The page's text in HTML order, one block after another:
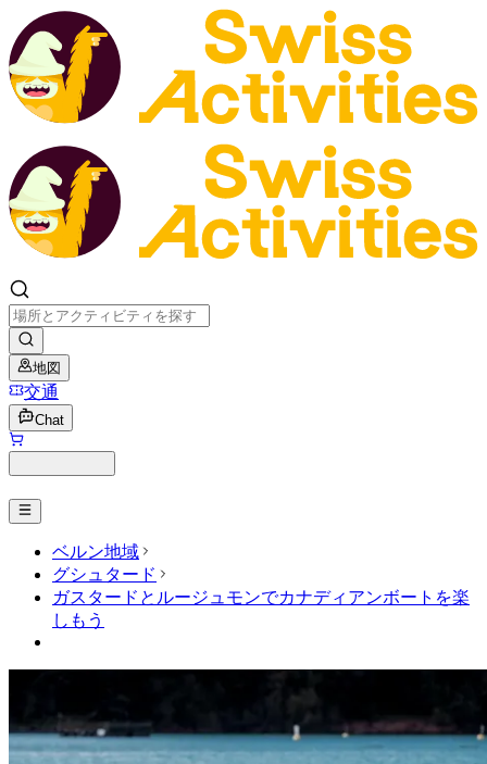
地図
交通
Chat
ベルン地域
グシュタード
ガスタードとルージュモンでカナディアンボートを楽
しもう